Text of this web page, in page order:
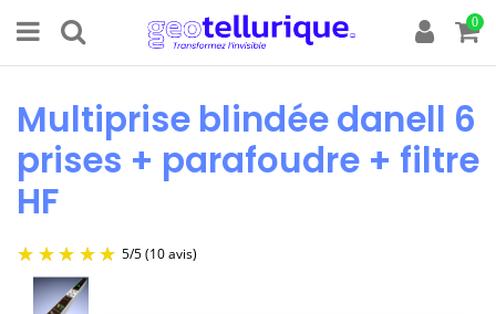
0
Multiprise blindée danell 6
prises + parafoudre + filtre
HF